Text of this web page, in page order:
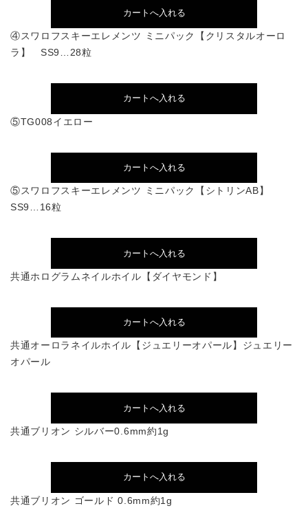
④スワロフスキーエレメンツ ミニパック【クリスタルオーロ
ラ】 SS9…28粒
⑤TG008イエロー
⑤スワロフスキーエレメンツ ミニパック【シトリンAB】
SS9…16粒
共通ホログラムネイルホイル【ダイヤモンド】
共通オーロラネイルホイル【ジュエリーオパール】ジュエリー
オパール
共通ブリオン シルバー0.6mm約1g
共通ブリオン ゴールド 0.6mm約1g